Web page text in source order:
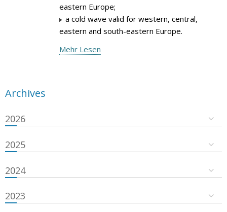
eastern Europe;
a cold wave valid for western, central,
eastern and south-eastern Europe.
Mehr Lesen
Archives
2026
2025
2024
2023